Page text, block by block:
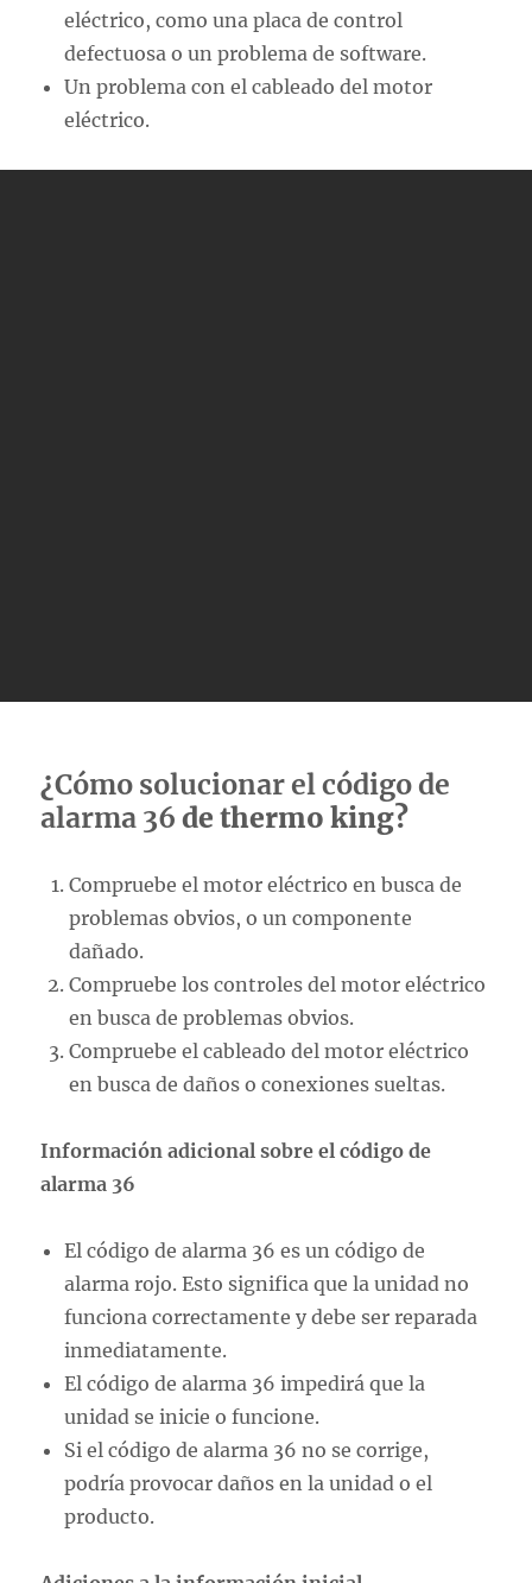
eléctrico, como una placa de control
defectuosa o un problema de software.
Un problema con el cableado del motor
eléctrico.
¿Cómo solucionar el código de
alarma 36 de thermo king?
Compruebe el motor eléctrico en busca de
problemas obvios, o un componente
dañado.
Compruebe los controles del motor eléctrico
en busca de problemas obvios.
Compruebe el cableado del motor eléctrico
en busca de daños o conexiones sueltas.
Información adicional sobre el código de
alarma 36
El código de alarma 36 es un código de
alarma rojo. Esto significa que la unidad no
funciona correctamente y debe ser reparada
inmediatamente.
El código de alarma 36 impedirá que la
unidad se inicie o funcione.
Si el código de alarma 36 no se corrige,
podría provocar daños en la unidad o el
producto.